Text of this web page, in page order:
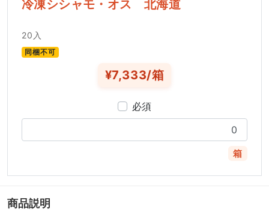
冷凍シシャモ・オス 北海道
20入
同梱不可
¥7,333/箱
必須
箱
商品説明